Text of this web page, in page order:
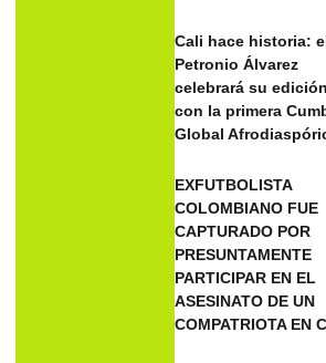
Cali hace historia:
Petronio Álvarez
celebrará su
con la primera
Global
EXFUTBOLISTA
COLOMBIANO FUE
CAPTURADO POR
PRESUNTAMENTE
PARTICIPAR EN EL
ASESINATO DE UN
COMPATRIOTA EN